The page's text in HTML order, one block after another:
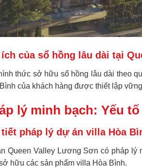
của sổ hồng lâu dài tại
thức sở hữu sổ hồng lâu dài theo
của khách hàng được thiết lập
lý minh bạch: Yếu
pháp lý dự án villa Hòa
Queen Valley Lương Sơn có pháp lý
hữu các sản phẩm villa Hòa Bình.